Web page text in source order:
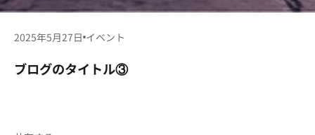
2025年5月27日 イベント
ブログのタイトル③